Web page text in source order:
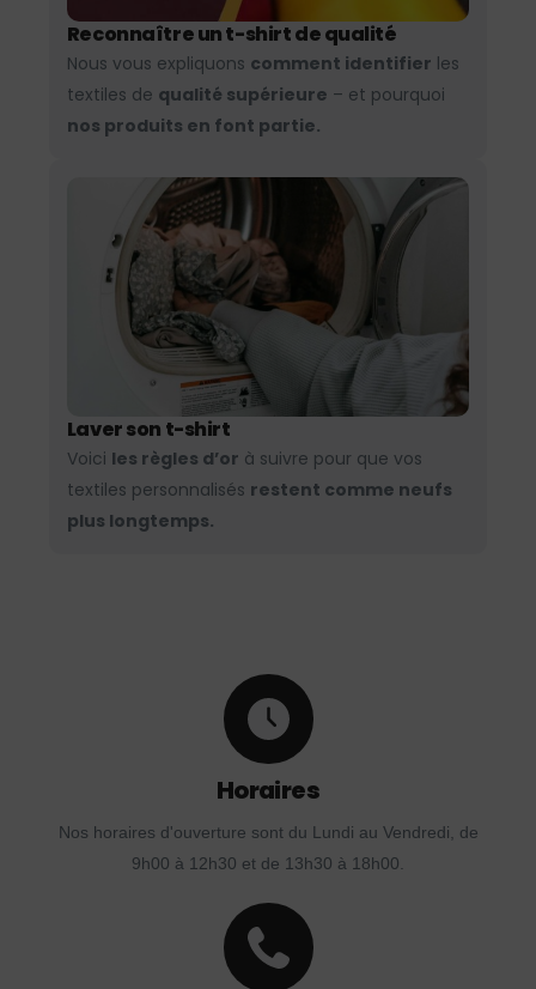
Reconnaître un t-shirt de qualité
Nous vous expliquons comment identifier les
textiles de qualité supérieure – et pourquoi
nos produits en font partie.
Laver son t-shirt
Voici les règles d’or à suivre pour que vos
textiles personnalisés restent comme neufs
plus longtemps.
Horaires
Nos horaires d'ouverture sont du Lundi au Vendredi, de
9h00 à 12h30 et de 13h30 à 18h00.